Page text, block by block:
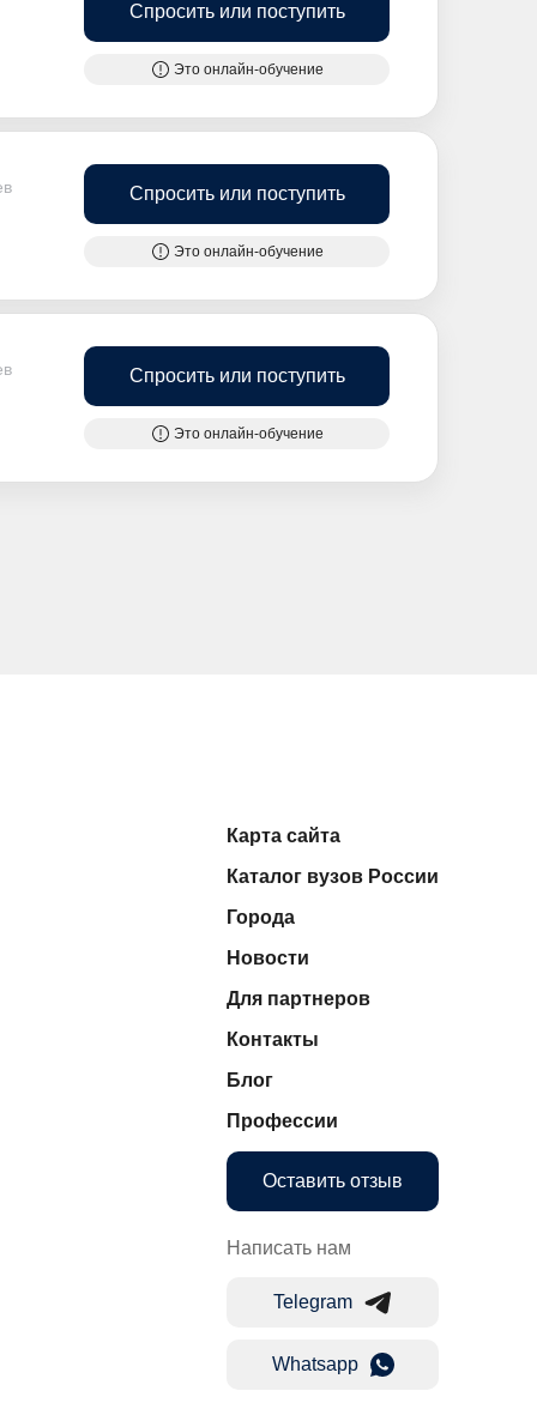
Спросить или поступить
Это онлайн-обучение
Спросить или поступить
Это онлайн-обучение
Спросить или поступить
Это онлайн-обучение
Карта сайта
Каталог вузов России
Города
Новости
Для партнеров
Контакты
Блог
Профессии
Оставить отзыв
Написать нам
Telegram
Whatsapp